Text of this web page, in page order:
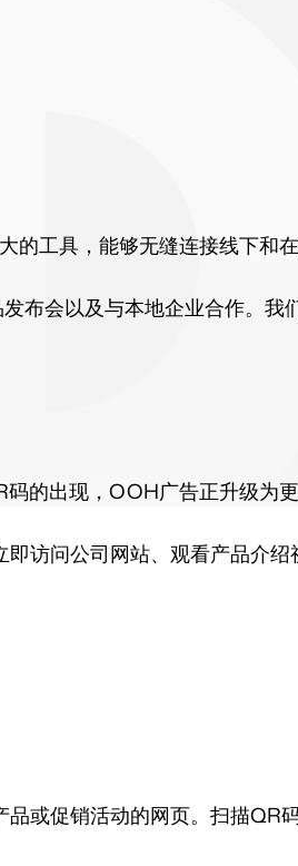
工具，能够无缝连接线下和在
布会以及与本地企业合作。我
的出现，OOH广告正升级为更
访问公司网站、观看产品介绍
或促销活动的网页。扫描QR